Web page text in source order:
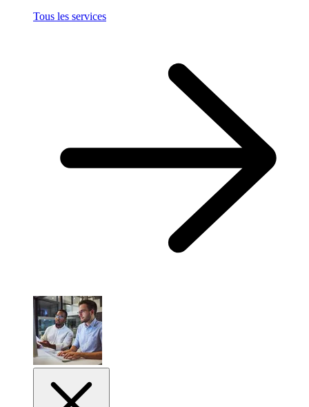
Tous les services